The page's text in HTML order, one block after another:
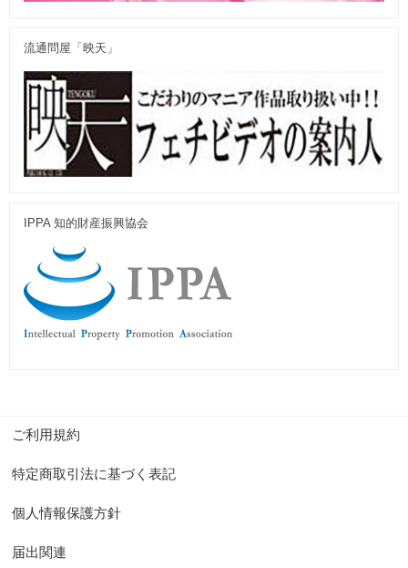
流通問屋「映天」
IPPA 知的財産振興協会
ご利用規約
特定商取引法に基づく表記
個人情報保護方針
届出関連